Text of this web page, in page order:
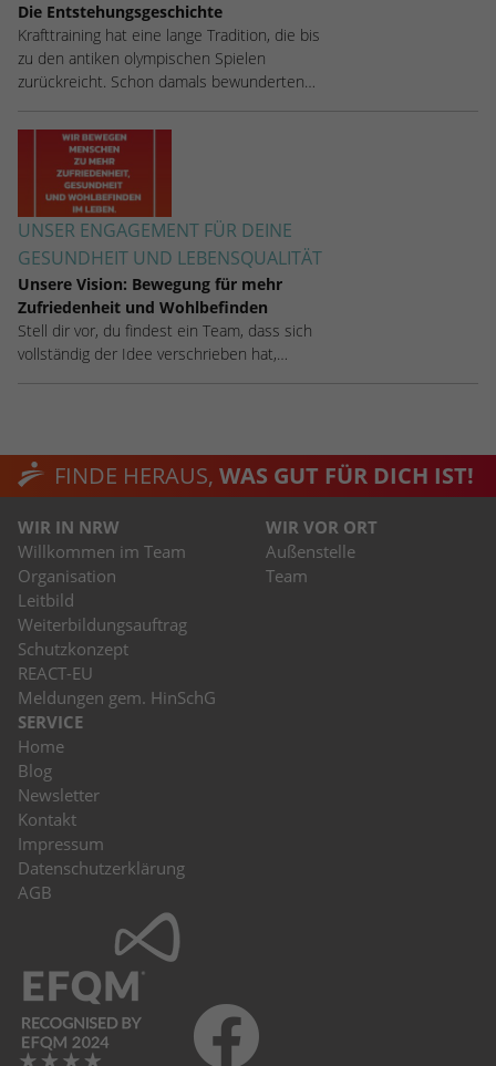
Die Entstehungsgeschichte
Krafttraining hat eine lange Tradition, die bis
zu den antiken olympischen Spielen
zurückreicht. Schon damals bewunderten…
UNSER ENGAGEMENT FÜR DEINE
GESUNDHEIT UND LEBENSQUALITÄT
Unsere Vision: Bewegung für mehr
Zufriedenheit und Wohlbefinden
Stell dir vor, du findest ein Team, dass sich
vollständig der Idee verschrieben hat,…
FINDE HERAUS, WAS GUT FÜR DICH IST!
WIR IN NRW
Willkommen im Team
Organisation
Leitbild
Weiterbildungsauftrag
Schutzkonzept
REACT-EU
Meldungen gem. HinSchG
WIR VOR ORT
Außenstelle
Team
SERVICE
Home
Blog
Newsletter
Kontakt
Impressum
Datenschutzerklärung
AGB